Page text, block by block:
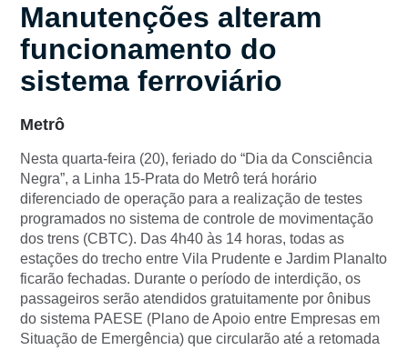
Manutenções alteram
funcionamento do
sistema ferroviário
Metrô
Nesta quarta-feira (20), feriado do “Dia da Consciência
Negra”, a Linha 15-Prata do Metrô terá horário
diferenciado de operação para a realização de testes
programados no sistema de controle de movimentação
dos trens (CBTC). Das 4h40 às 14 horas, todas as
estações do trecho entre Vila Prudente e Jardim Planalto
ficarão fechadas. Durante o período de interdição, os
passageiros serão atendidos gratuitamente por ônibus
do sistema PAESE (Plano de Apoio entre Empresas em
Situação de Emergência) que circularão até a retomada